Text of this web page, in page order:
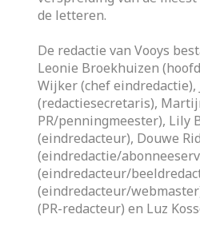
de letteren.
De redactie van Vooys
Leonie Broekhuizen
Wijker (chef
(redactiesecretaris),
PR/penningmeester), Lily
(eindredacteur), Douwe
(eindredactie/
(eindredacteur/
(eindredacteur/
(PR-redacteur) en Luz